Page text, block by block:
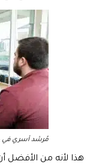
مُرشد أسري في
هذا لأنه من الأفضل